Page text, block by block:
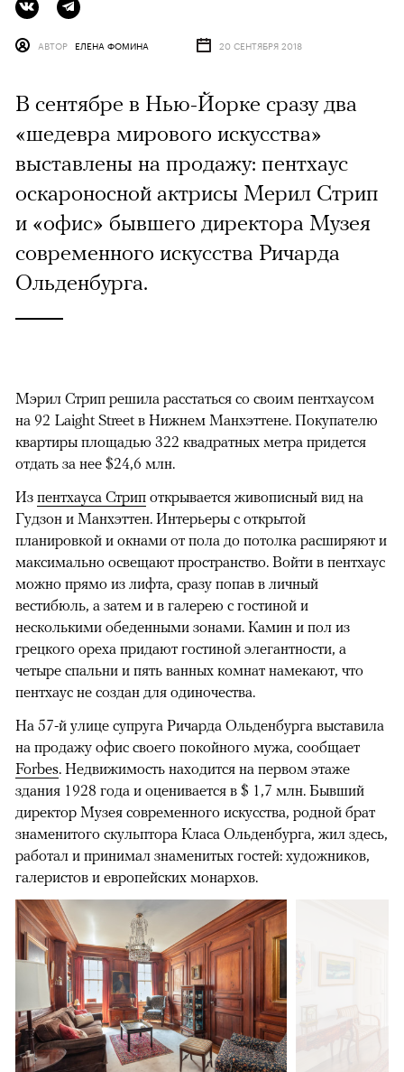
АВТОР ЕЛЕНА ФОМИНА 20 СЕНТЯБРЯ 2018
В сентябре в Нью-Йорке сразу два
«шедевра мирового искусства»
выставлены на продажу: пентхаус
оскароносной актрисы Мерил Стрип
и «офис» бывшего директора Музея
современного искусства Ричарда
Ольденбурга.
Мэрил Стрип решила расстаться со своим пентхаусом
на 92 Laight Street в Нижнем Манхэттене. Покупателю
квартиры площадью 322 квадратных метра придется
отдать за нее $24,6 млн.
Из пентхауса Стрип открывается живописный вид на
Гудзон и Манхэттен. Интерьеры с открытой
планировкой и окнами от пола до потолка расширяют и
максимально освещают пространство. Войти в пентхаус
можно прямо из лифта, сразу попав в личный
вестибюль, а затем и в галерею с гостиной и
несколькими обеденными зонами. Камин и пол из
грецкого ореха придают гостиной элегантности, а
четыре спальни и пять ванных комнат намекают, что
пентхаус не создан для одиночества.
На 57-й улице супруга Ричарда Ольденбурга выставила
на продажу офис своего покойного мужа, сообщает
Forbes. Недвижимость находится на первом этаже
здания 1928 года и оценивается в $ 1,7 млн. Бывший
директор Музея современного искусства, родной брат
знаменитого скульптора Класа Ольденбурга, жил здесь,
работал и принимал знаменитых гостей: художников,
галеристов и европейских монархов.